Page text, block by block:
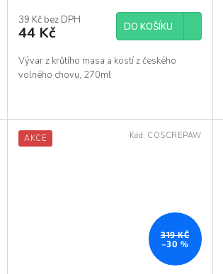
produktu
je
z
5
39 Kč bez DPH
44 Kč DO KOŠÍKU
Vývar z krůtího masa a kostí z českého
volného chovu, 270ml
AKCE
319 KČ
–30 %
Kód: COSCREPAW